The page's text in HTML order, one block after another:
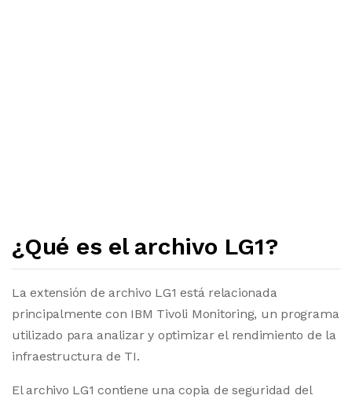
¿Qué es el archivo LG1?
La extensión de archivo LG1 está relacionada
principalmente con IBM Tivoli Monitoring, un programa
utilizado para analizar y optimizar el rendimiento de la
infraestructura de TI.
El archivo LG1 contiene una copia de seguridad del